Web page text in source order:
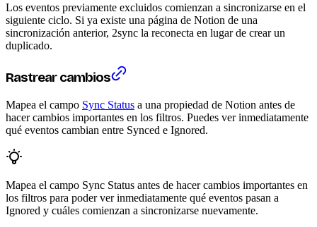
Los eventos previamente excluidos comienzan a sincronizarse en el
siguiente ciclo. Si ya existe una página de Notion de una
sincronización anterior, 2sync la reconecta en lugar de crear un
duplicado.
Rastrear cambios
Mapea el campo Sync Status a una propiedad de Notion antes de
hacer cambios importantes en los filtros. Puedes ver inmediatamente
qué eventos cambian entre Synced e Ignored.
Mapea el campo Sync Status antes de hacer cambios importantes en
los filtros para poder ver inmediatamente qué eventos pasan a
Ignored y cuáles comienzan a sincronizarse nuevamente.